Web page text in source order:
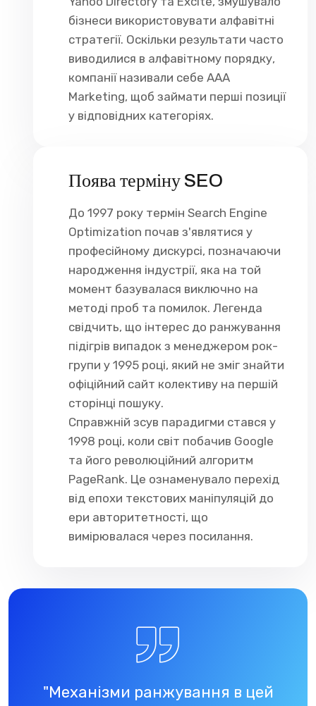
бізнеси використовувати алфавітні
стратегії. Оскільки результати часто
виводилися в алфавітному порядку,
компанії називали себе AAA
Marketing, щоб займати перші позиції
у відповідних категоріях.
Поява терміну SEO
До 1997 року термін Search Engine
Optimization почав з'являтися у
професійному дискурсі, позначаючи
народження індустрії, яка на той
момент базувалася виключно на
методі проб та помилок. Легенда
свідчить, що інтерес до ранжування
підігрів випадок з менеджером рок-
групи у 1995 році, який не зміг знайти
офіційний сайт колективу на першій
сторінці пошуку.
Справжній зсув парадигми стався у
1998 році, коли світ побачив Google
та його революційний алгоритм
PageRank. Це ознаменувало перехід
від епохи текстових маніпуляцій до
ери авторитетності, що
вимірювалася через посилання.
"Механізми ранжування в цей